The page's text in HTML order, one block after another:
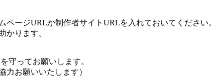
ージURLか制作者サイトURLを入れておいてください。
かります。
守ってお願いします。
力お願いいたします）